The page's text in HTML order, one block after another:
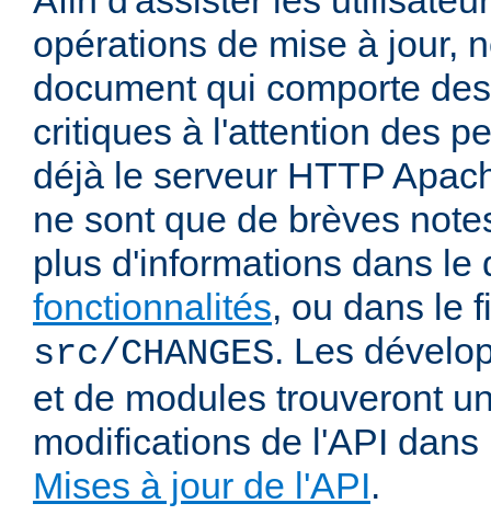
opérations de mise à jour,
document qui comporte
critiques à l'attention des
déjà le serveur HTTP
ne sont que de brèves
plus d'informations dans
fonctionnalités, ou dans le
src/CHANGES. Les
et de modules trouveront
modifications de l'API
Mises à jour de l'API.